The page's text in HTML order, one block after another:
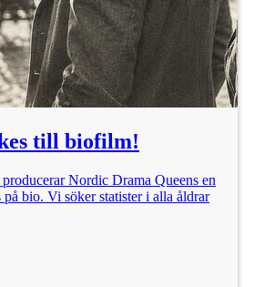
till biofilm!
Nordic Drama Queens en
bio. Vi söker statister i alla åldrar